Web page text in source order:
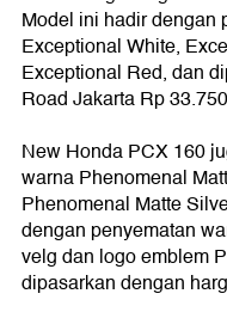
Model ini hadir dengan
Exceptional White,
Exceptional Red, dan
Road Jakarta Rp
New Honda PCX 160
warna Phenomenal
Phenomenal Matte
dengan penyematan
velg dan logo emblem
dipasarkan dengan